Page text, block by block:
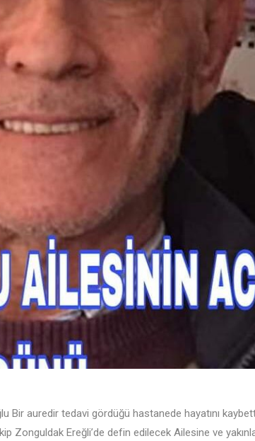
Bir auredir tedavi gördüğü hastanede hayatını
Zonguldak Ereğli’de defin edilecek Ailesine ve